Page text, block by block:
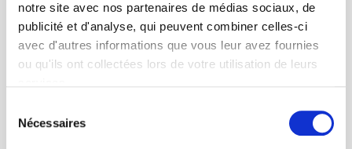
notre site avec nos partenaires de médias sociaux, de
publicité et d'analyse, qui peuvent combiner celles-ci
avec d'autres informations que vous leur avez fournies
ou qu'ils ont collectées lors de votre utilisation de leurs
Nécessaires
COMMENT SE DÉBARRASSER DE
LA ROUILLE ?
le temps, ils commencent progressivement à rouiller. La propriété
naturelle du fer est de s’oxyder et la cause la plus fréquente est